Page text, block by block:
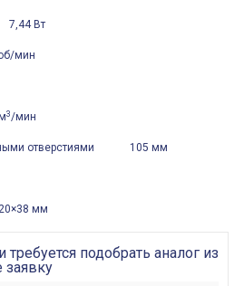
7,44 Вт
мин
3/мин
отверстиями 105 мм
мм
требуется подобрать аналог из
заявку